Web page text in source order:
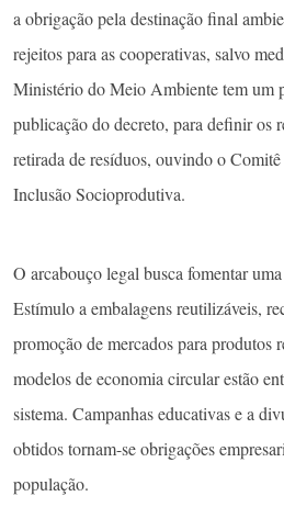
a obrigação pela destinação final
rejeitos para as cooperativas, salvo
Ministério do Meio Ambiente tem um
publicação do decreto, para definir os
retirada de resíduos, ouvindo o
Inclusão Socioprodutiva.
O arcabouço legal busca fomentar
Estímulo a embalagens reutilizáveis,
promoção de mercados para produtos
modelos de economia circular estão
sistema. Campanhas educativas e a
obtidos tornam-se obrigações
população.